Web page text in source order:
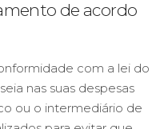
de acordo
com a lei do
nas suas despesas
ou o intermediário de